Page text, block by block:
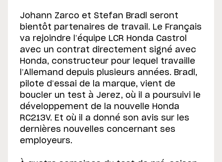
Johann Zarco et Stefan Bradl seront
bientôt partenaires de travail. Le Français
va rejoindre l’équipe LCR Honda Castrol
avec un contrat directement signé avec
Honda, constructeur pour lequel travaille
l’Allemand depuis plusieurs années. Bradl,
pilote d’essai de la marque, vient de
boucler un test à Jerez, où il a poursuivi le
développement de la nouvelle Honda
RC213V. Et où il a donné son avis sur les
dernières nouvelles concernant ses
employeurs.